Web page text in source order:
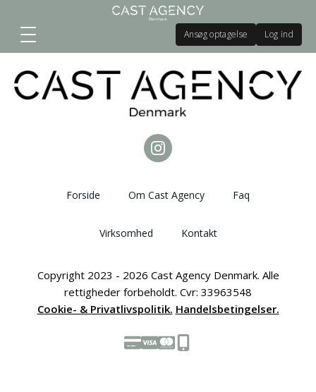
Ansøg optagelse Log ind
Forside Om Cast Agency Faq
Virksomhed Kontakt
Copyright 2023 - 2026 Cast Agency Denmark. Alle
rettigheder forbeholdt. Cvr: 33963548
Cookie- & Privatlivspolitik. Handelsbetingelser.